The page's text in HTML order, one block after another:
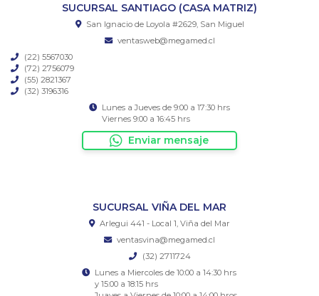
SUCURSAL SANTIAGO (CASA MATRIZ)
San Ignacio de Loyola #2629, San Miguel
ventasweb@megamed.cl
(22) 5567030
(72) 2756079
(55) 2821367
(32) 3196316
Lunes a Jueves de 9:00 a 17:30 hrs
Viernes 9:00 a 16:45 hrs
Enviar mensaje
SUCURSAL VIÑA DEL MAR
Arlegui 441 - Local 1, Viña del Mar
ventasvina@megamed.cl
(32) 2711724
Lunes a Miercoles de 10:00 a 14:30 hrs
y 15:00 a 18:15 hrs